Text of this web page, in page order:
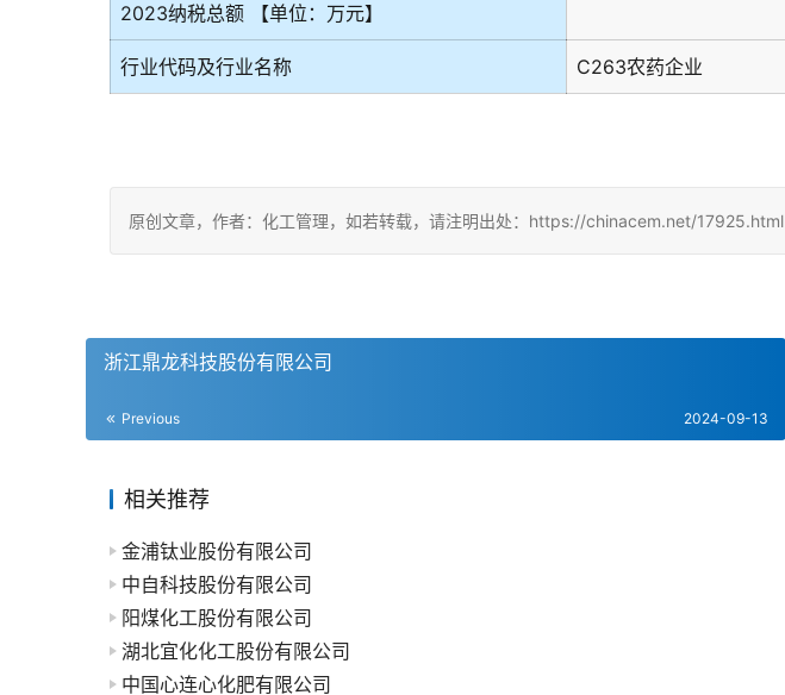
2023纳税总额 【单位：万元】
行业代码及行业名称 C263农药企业
原创文章，作者：化工管理，如若转载，请注明出处：https://chinacem.net/17925.html
浙江鼎龙科技股份有限公司
Previous 2024-09-13
相关推荐
金浦钛业股份有限公司
中自科技股份有限公司
阳煤化工股份有限公司
湖北宜化化工股份有限公司
中国心连心化肥有限公司